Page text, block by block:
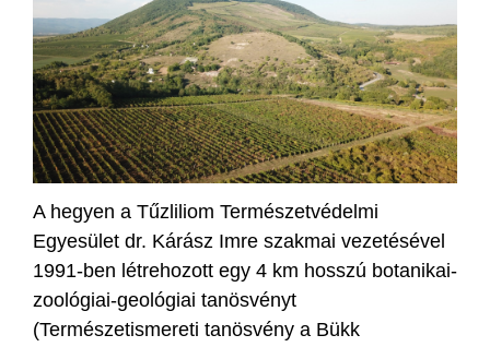
A hegyen a Tűzliliom Természetvédelmi
Egyesület dr. Kárász Imre szakmai vezetésével
1991-ben létrehozott egy 4 km hosszú botanikai-
zoológiai-geológiai tanösvényt
(Természetismereti tanösvény a Bükk